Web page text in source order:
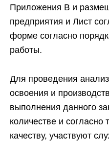
Приложения В и
предприятия и Лист
форме согласно
работы.
Для проведения
освоения и
выполнения данного
количестве и согласно
качеству, участвуют